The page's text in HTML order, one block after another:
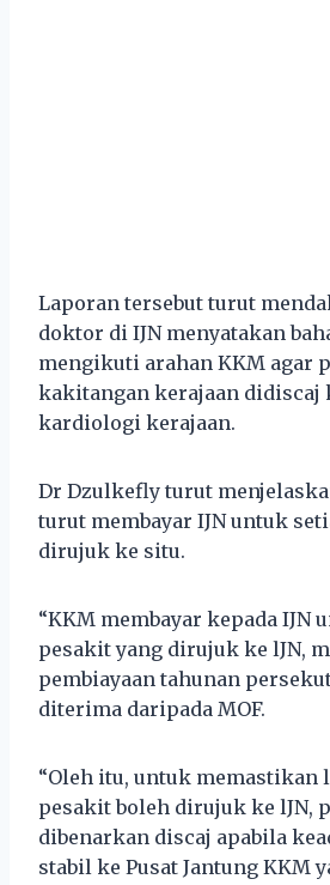
Laporan tersebut turut
doktor di IJN menyatakan
mengikuti arahan KKM agar
kakitangan kerajaan didiscaj
kardiologi kerajaan.
Dr Dzulkefly turut
turut membayar IJN untuk
dirujuk ke situ.
“KKM membayar kepada IJN
pesakit yang dirujuk ke lJN,
pembiayaan tahunan
diterima daripada MOF.
“Oleh itu, untuk memastikan
pesakit boleh dirujuk ke lJN,
dibenarkan discaj apabila
stabil ke Pusat Jantung KKM